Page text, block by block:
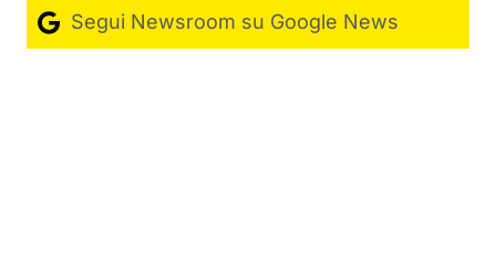
Segui Newsroom su Google News